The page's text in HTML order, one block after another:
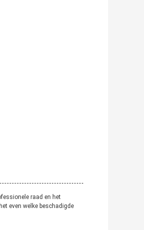
raad en het
even welke beschadigde